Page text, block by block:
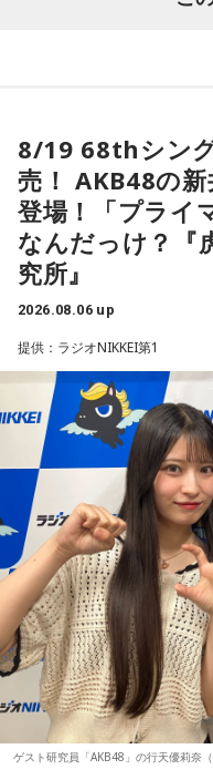
り深く楽しめる貴重な機
◆タワーレコードで応募
ント開催
ニューアルバム『SO-
コードでは応募抽選キャ
ます。また、2026年10
新宿店にて発売記念イン
哲夫、神保 彰、向谷 実
語る、ここでしか聞けな
リオとして初の「サイン
＜リリースイベント概要
イベント内容：かつしか
イン握手会
開催日：2026年10月17日
開催時間：14:00スター
開催店舗：タワーレコー
※詳細は公式サイトをご確
＜リリース情報＞
アルバム『SO-DAYONE !
【イベント詳細】
Maxell presents FM802
●開催日時：2026年10月
月12日（月・祝）
●出演アーティスト：
10/10(土) 出演
AARON / IRIS MONDO /
荒巻勇仁 / アンと私 /
にほへと /
海斗 / オハ / omeme
Gum-9 / ガラクタ / ガラ
KI_EN / 来島エル / きば
hunny / Grape Kiki / ク
ラシカ / Cosmola /
KING OF ROOKIE / 佐久
HAMIDA SHE'S / the
三四少女 / She Side
/ 至福ぽんちょ /
実貴子ズ / スパノヴァ
カンドバッカー / セブン
チョーキューメイ /
Togoz / tonerico / ドミノ
として、10月10日（土
みの257組を加えた総勢
また3DAYS PASS／1DAY
中！いち早くチケットを
Maxell presents FM802
が主催するライブハウス
今年も関西の学生アーテ
「MINAMI WHEEL -
8月18日（火）に心斎橋
この審査を勝ち抜いた
FM802 MINAMI WHEEL
また、MINAMI WHEEL
ィストラインナップから
タイムテーブルを作れた
へのアクセスをチェッ
くさん！すでにお持ちの
ない方は今すぐダウンロ
8/19 68thシン
売！ AKB48の
登場！「プライ
なんだっけ？『
究所』
2026.08.06 up
提供：ラジオNIKKEI第1
ゲスト研究員「AKB48」の行天優莉奈